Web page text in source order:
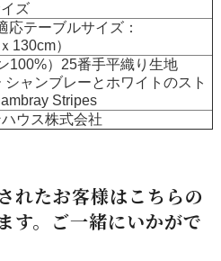
ズ
テーブルサイズ：
130cm）
100%）25番手平織り生地
シャンブレーとホワイトのスト
Stripes
ウス株式会社
たお客様はこちらの
す。ご一緒にいかがで